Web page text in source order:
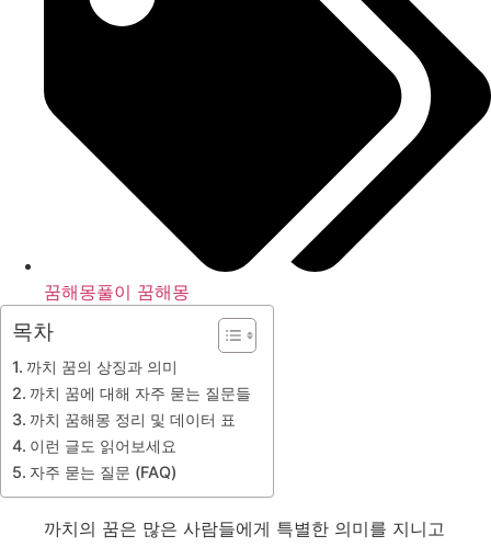
꿈해몽풀이 꿈해몽
목차
까치 꿈의 상징과 의미
까치 꿈에 대해 자주 묻는 질문들
까치 꿈해몽 정리 및 데이터 표
이런 글도 읽어보세요
자주 묻는 질문 (FAQ)
까치의 꿈은 많은 사람들에게 특별한 의미를 지니고